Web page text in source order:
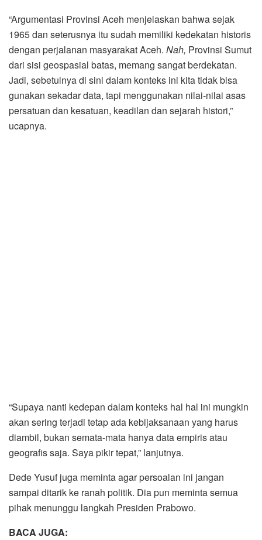
“Argumentasi Provinsi Aceh menjelaskan bahwa sejak
1965 dan seterusnya itu sudah memiliki kedekatan historis
dengan perjalanan masyarakat Aceh. Nah, Provinsi Sumut
dari sisi geospasial batas, memang sangat berdekatan.
Jadi, sebetulnya di sini dalam konteks ini kita tidak bisa
gunakan sekadar data, tapi menggunakan nilai-nilai asas
persatuan dan kesatuan, keadilan dan sejarah histori,”
ucapnya.
“Supaya nanti kedepan dalam konteks hal hal ini mungkin
akan sering terjadi tetap ada kebijaksanaan yang harus
diambil, bukan semata-mata hanya data empiris atau
geografis saja. Saya pikir tepat,” lanjutnya.
Dede Yusuf juga meminta agar persoalan ini jangan
sampai ditarik ke ranah politik. Dia pun meminta semua
pihak menunggu langkah Presiden Prabowo.
BACA JUGA: